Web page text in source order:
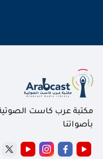
مكتبة عرب كاست
بأصواتنا